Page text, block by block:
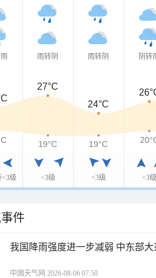
<3级
雨转阴
<3级
雨转阴
<3级
阴转
<3级
27°C
24°C
19°C 19°C
件
我国降雨强度进一步减弱 中东部
中国天气网 2026-08-06 07:50